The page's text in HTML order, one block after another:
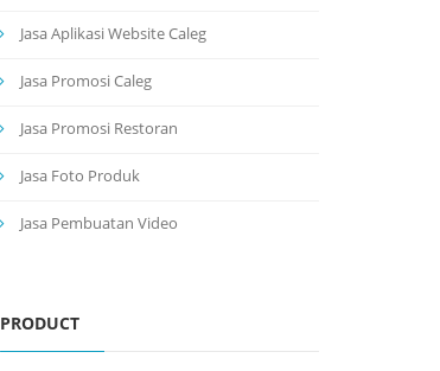
Jasa Aplikasi Website Caleg
Jasa Promosi Caleg
Jasa Promosi Restoran
Jasa Foto Produk
Jasa Pembuatan Video
PRODUCT